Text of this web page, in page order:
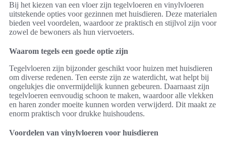
Bij het kiezen van een vloer zijn tegelvloeren en vinylvloeren
uitstekende opties voor gezinnen met huisdieren. Deze materialen
bieden veel voordelen, waardoor ze praktisch en stijlvol zijn voor
zowel de bewoners als hun viervoeters.
Waarom tegels een goede optie zijn
Tegelvloeren zijn bijzonder geschikt voor huizen met huisdieren
om diverse redenen. Ten eerste zijn ze waterdicht, wat helpt bij
ongelukjes die onvermijdelijk kunnen gebeuren. Daarnaast zijn
tegelvloeren eenvoudig schoon te maken, waardoor alle vlekken
en haren zonder moeite kunnen worden verwijderd. Dit maakt ze
enorm praktisch voor drukke huishoudens.
Voordelen van vinylvloeren voor huisdieren